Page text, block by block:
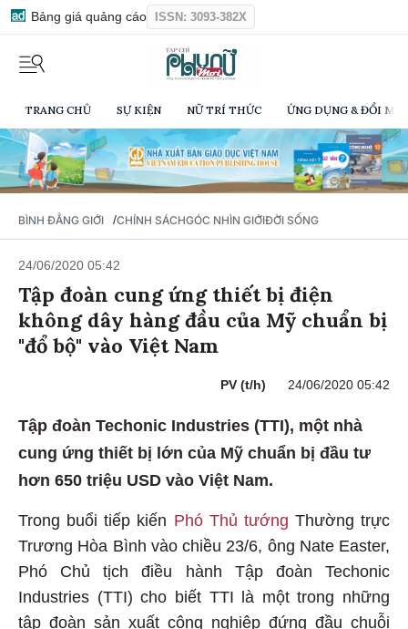
Bảng giá quảng cáo ISSN: 3093-382X
TRANG CHỦ SỰ KIỆN NỮ TRÍ THỨC ỨNG DỤNG & ĐỔI
BÌNH ĐẲNG GIỚI /CHÍNH SÁCHGÓC NHÌN GIỚIĐỜI SỐNG
24/06/2020 05:42
Tập đoàn cung ứng thiết bị điện
không dây hàng đầu của Mỹ chuẩn bị
"đổ bộ" vào Việt Nam
PV (t/h) 24/06/2020 05:42
Tập đoàn Techonic Industries (TTI), một nhà
cung ứng thiết bị lớn của Mỹ chuẩn bị đầu tư
hơn 650 triệu USD vào Việt Nam.
Trong buổi tiếp kiến Phó Thủ tướng Thường trực
Trương Hòa Bình vào chiều 23/6, ông Nate Easter,
Phó Chủ tịch điều hành Tập đoàn Techonic
Industries (TTI) cho biết TTI là một trong những